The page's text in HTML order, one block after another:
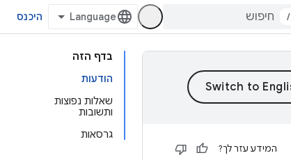
/ היכנס
בדף הזה
הודעות
שאלות נפוצות
ותשובות
גרסאות
המידע עזר לך?